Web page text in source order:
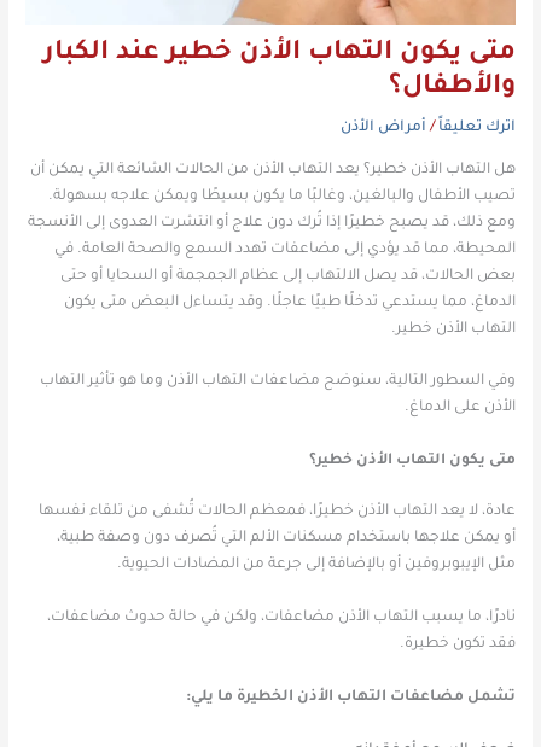
متى يكون التهاب الأذن خطير عند الكبار
والأطفال؟
اترك تعليقاً / أمراض الأذن
هل التهاب الأذن خطير؟ يعد التهاب الأذن من الحالات الشائعة التي يمكن أن
تصيب الأطفال والبالغين، وغالبًا ما يكون بسيطًا ويمكن علاجه بسهولة.
ومع ذلك، قد يصبح خطيرًا إذا تُرك دون علاج أو انتشرت العدوى إلى الأنسجة
المحيطة، مما قد يؤدي إلى مضاعفات تهدد السمع والصحة العامة. في
بعض الحالات، قد يصل الالتهاب إلى عظام الجمجمة أو السحايا أو حتى
الدماغ، مما يستدعي تدخلًا طبيًا عاجلًا. وقد يتساءل البعض متى يكون
التهاب الأذن خطير.
وفي السطور التالية، سنوضح مضاعفات التهاب الأذن وما هو تأثير التهاب
الأذن على الدماغ.
متى يكون التهاب الأذن خطير؟
عادة، لا يعد التهاب الأذن خطيرًا، فمعظم الحالات تُشفى من تلقاء نفسها
أو يمكن علاجها باستخدام مسكنات الألم التي تُصرف دون وصفة طبية،
مثل الإيبوبروفين أو بالإضافة إلى جرعة من المضادات الحيوية.
نادرًا، ما يسبب التهاب الأذن مضاعفات، ولكن في حالة حدوث مضاعفات،
فقد تكون خطيرة.
تشمل مضاعفات التهاب الأذن الخطيرة ما يلي: